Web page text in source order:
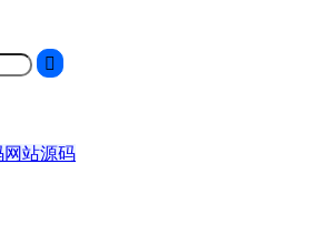
网站源码